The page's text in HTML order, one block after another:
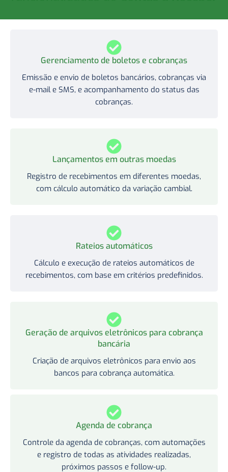
Gerenciamento de boletos e cobranças
Emissão e envio de boletos bancários, cobranças via
e-mail e SMS, e acompanhamento do status das
cobranças.
Lançamentos em outras moedas
Registro de recebimentos em diferentes moedas,
com cálculo automático da variação cambial.
Rateios automáticos
Cálculo e execução de rateios automáticos de
recebimentos, com base em critérios predefinidos.
Geração de arquivos eletrônicos para cobrança
bancária
Criação de arquivos eletrônicos para envio aos
bancos para cobrança automática.
Agenda de cobrança
Controle da agenda de cobranças, com automações
e registro de todas as atividades realizadas,
próximos passos e follow-up.